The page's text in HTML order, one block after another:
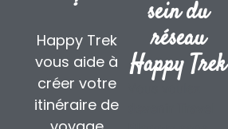
Happy Trek
vous aide à
créer votre
itinéraire de
sein du
réseau
Happy Trek